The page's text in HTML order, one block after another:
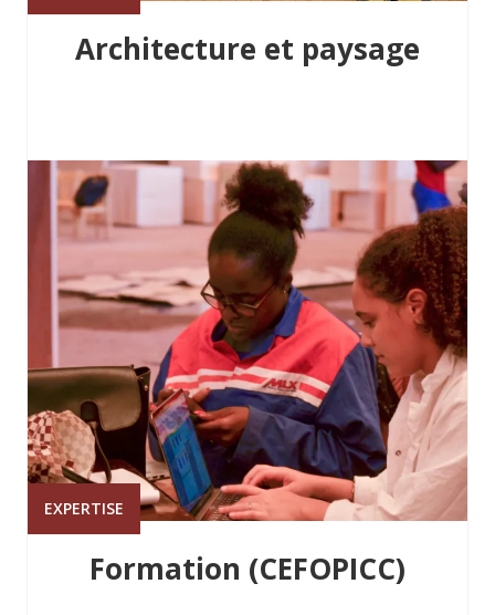
Architecture et paysage
EXPERTISE
Formation (CEFOPICC)